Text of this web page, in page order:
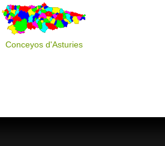
Conceyos d'Asturies